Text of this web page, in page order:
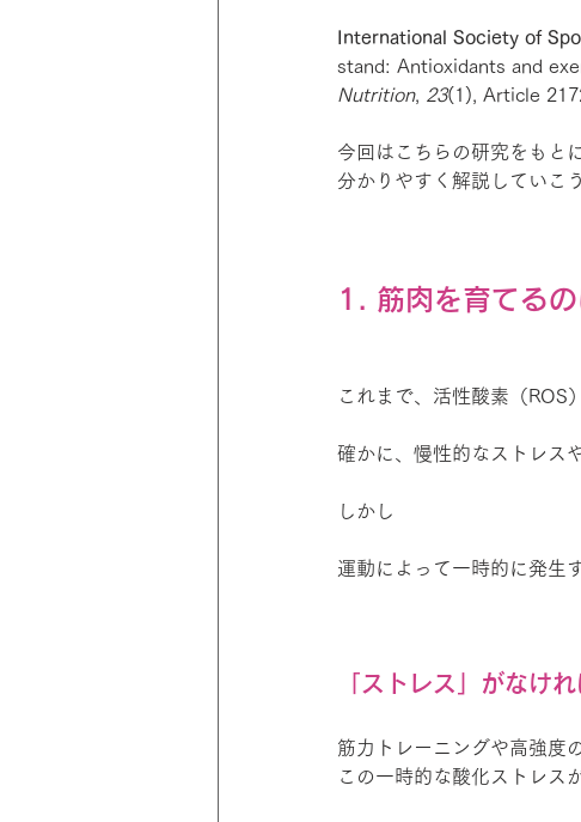
International Society of
stand: Antioxidants and
Nutrition, 23(1), Article
今回はこちらの研究をもと
分かりやすく解説していこ
1. 筋肉を育てる
これまで、活性酸素（ROS
確かに、慢性的なストレス
しかし
運動によって一時的に発生
「ストレス」がなけ
筋力トレーニングや高強度
この一時的な酸化ストレス